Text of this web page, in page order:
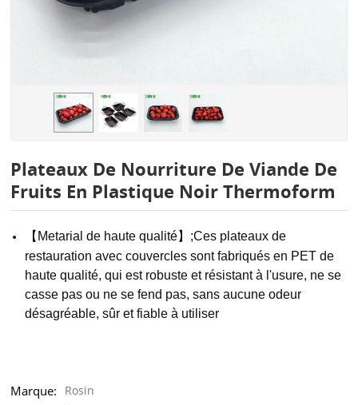
Plateaux De Nourriture De Viande De
Fruits En Plastique Noir Thermoform
【Metarial de haute qualité】;Ces plateaux de
restauration avec couvercles sont fabriqués en PET de
haute qualité, qui est robuste et résistant à l'usure, ne se
casse pas ou ne se fend pas, sans aucune odeur
désagréable, sûr et fiable à utiliser
Marque: Rosin